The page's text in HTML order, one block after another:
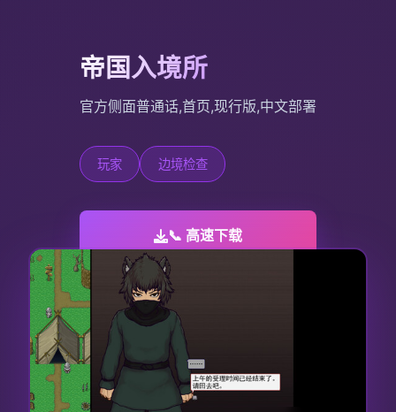
帝国入境所
官方侧面普通话,首页,现行版,中文部署
玩家 边境检查
📞 高速下载